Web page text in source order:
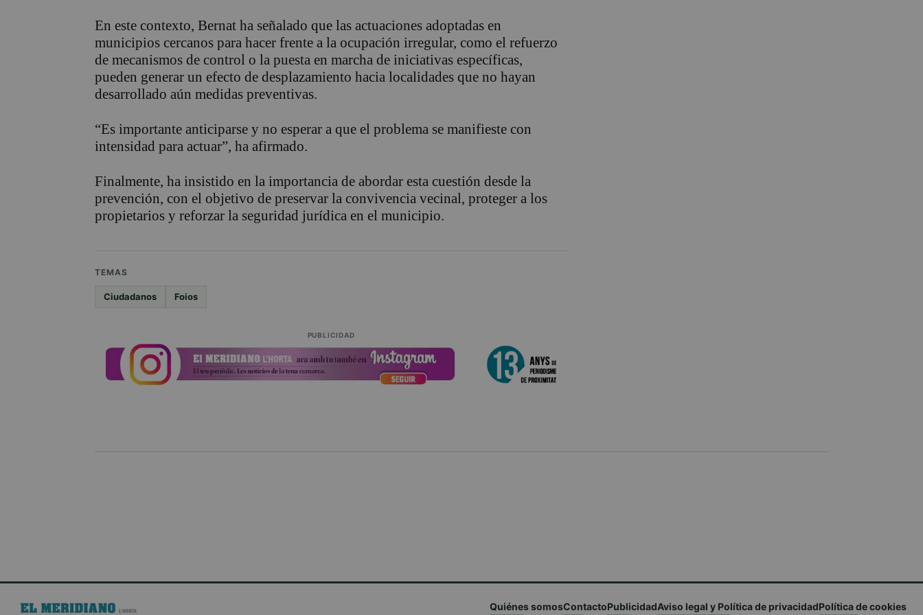
En este contexto, Bernat ha señalado que las actuaciones adoptadas en
municipios cercanos para hacer frente a la ocupación irregular, como el refuerzo
de mecanismos de control o la puesta en marcha de iniciativas específicas,
pueden generar un efecto de desplazamiento hacia localidades que no hayan
desarrollado aún medidas preventivas.
“Es importante anticiparse y no esperar a que el problema se manifieste con
intensidad para actuar”, ha afirmado.
Finalmente, ha insistido en la importancia de abordar esta cuestión desde la
prevención, con el objetivo de preservar la convivencia vecinal, proteger a los
propietarios y reforzar la seguridad jurídica en el municipio.
TEMAS
Ciudadanos Foios
PUBLICIDAD
Quiénes somosContactoPublicidadAviso legal y Política de privacidadPolítica de cookies